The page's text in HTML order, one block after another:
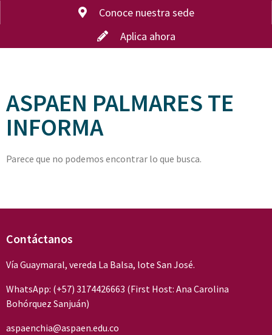
Conoce nuestra sede
Aplica ahora
ASPAEN PALMARES TE
INFORMA
Parece que no podemos encontrar lo que busca.
Contáctanos
Vía Guaymaral, vereda La Balsa, lote San José.
WhatsApp: (+57) 3174426663 (First Host: Ana Carolina
Bohórquez Sanjuán)
aspaenchia@aspaen.edu.co